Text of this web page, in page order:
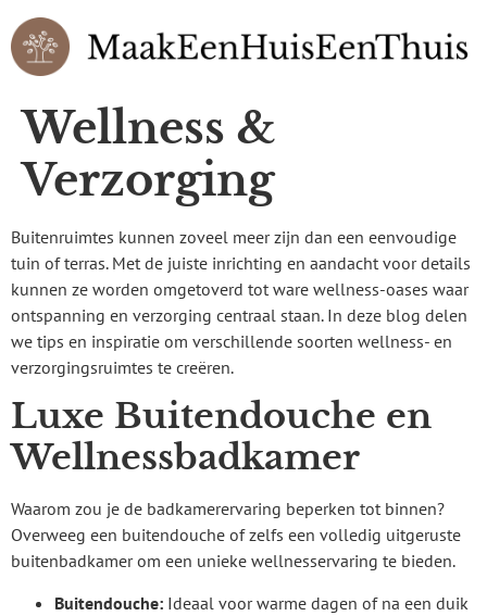
Wellness &
Verzorging
Buitenruimtes kunnen zoveel meer zijn dan een eenvoudige
tuin of terras. Met de juiste inrichting en aandacht voor details
kunnen ze worden omgetoverd tot ware wellness-oases waar
ontspanning en verzorging centraal staan. In deze blog delen
we tips en inspiratie om verschillende soorten wellness- en
verzorgingsruimtes te creëren.
Luxe Buitendouche en
Wellnessbadkamer
Waarom zou je de badkamerervaring beperken tot binnen?
Overweeg een buitendouche of zelfs een volledig uitgeruste
buitenbadkamer om een unieke wellnesservaring te bieden.
Buitendouche: Ideaal voor warme dagen of na een duik